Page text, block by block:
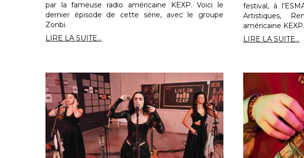
par la fameuse radio américaine KEXP. Voici le
dernier épisode de cette série, avec le groupe
Zonbi.
LIRE LA SUITE...
festival, à
Artistiques,
américaine KEXP.
LIRE LA SUITE...